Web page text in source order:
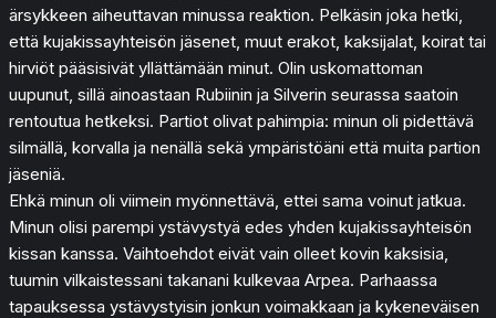
ärsykkeen aiheuttavan minussa reaktion. Pelkäsin joka hetki,
että kujakissayhteisön jäsenet, muut erakot, kaksijalat, koirat tai
hirviöt pääsisivät yllättämään minut. Olin uskomattoman
uupunut, sillä ainoastaan Rubiinin ja Silverin seurassa saatoin
rentoutua hetkeksi. Partiot olivat pahimpia: minun oli pidettävä
silmällä, korvalla ja nenällä sekä ympäristöäni että muita partion
jäseniä.
Ehkä minun oli viimein myönnettävä, ettei sama voinut jatkua.
Minun olisi parempi ystävystyä edes yhden kujakissayhteisön
kissan kanssa. Vaihtoehdot eivät vain olleet kovin kaksisia,
tuumin vilkaistessani takanani kulkevaa Arpea. Parhaassa
tapauksessa ystävystyisin jonkun voimakkaan ja kykeneväisen